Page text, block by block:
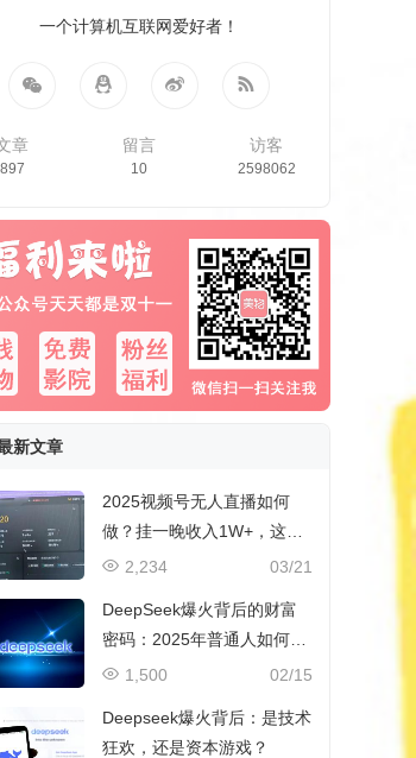
一个计算机互联网爱好者！
章
897
留言
10
访客
2598062
新文章
2025视频号无人直播如何
做？挂一晚收入1W+，这份
教程，小白可做~
03/21
2,234
DeepSeek爆火背后的财富
密码：2025年普通人如何抓
住AI创业风口？
02/15
1,500
Deepseek爆火背后：是技术
狂欢，还是资本游戏？